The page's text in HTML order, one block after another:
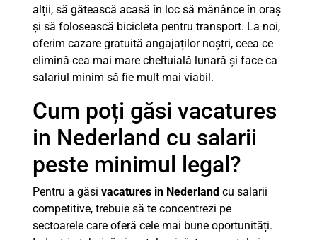
alții, să gătească acasă în loc să mănânce în oraș
și să folosească bicicleta pentru transport. La noi,
oferim cazare gratuită angajaților noștri, ceea ce
elimină cea mai mare cheltuială lunară și face ca
salariul minim să fie mult mai viabil.
Cum poți găsi vacatures
in Nederland cu salarii
peste minimul legal?
Pentru a găsi vacatures in Nederland cu salarii
competitive, trebuie să te concentrezi pe
sectoarele care oferă cele mai bune oportunități.